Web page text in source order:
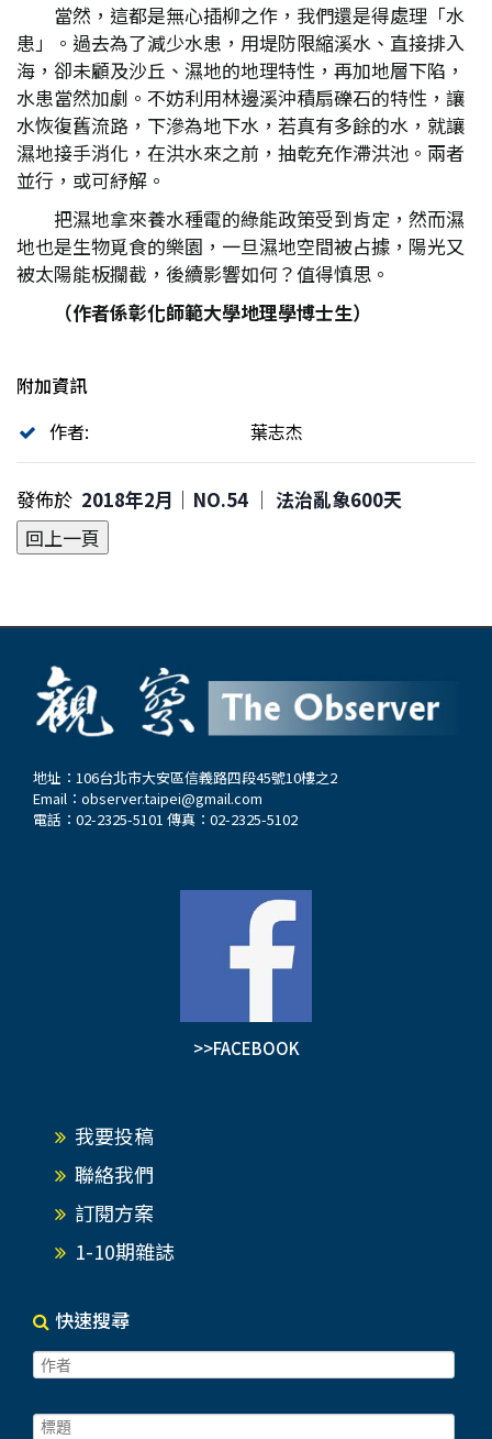
當然，這都是無心插柳之作，我們還是得處理「水
患」。過去為了減少水患，用堤防限縮溪水、直接排入
海，卻未顧及沙丘、濕地的地理特性，再加地層下陷，
水患當然加劇。不妨利用林邊溪沖積扇礫石的特性，讓
水恢復舊流路，下滲為地下水，若真有多餘的水，就讓
濕地接手消化，在洪水來之前，抽乾充作滯洪池。兩者
並行，或可紓解。
把濕地拿來養水種電的綠能政策受到肯定，然而濕
地也是生物覓食的樂園，一旦濕地空間被占據，陽光又
被太陽能板攔截，後續影響如何？值得慎思。
（作者係彰化師範大學地理學博士生）
附加資訊
作者:
葉志杰
發佈於 2018年2月｜NO.54 │ 法治亂象600天
地址：106台北市大安區信義路四段45號10樓之2
Email： observer.taipei@gmail.com
電話：02-2325-5101 傳真：02-2325-5102
>>FACEBOOK
我要投稿
聯絡我們
訂閱方案
1-10期雜誌
快速搜尋